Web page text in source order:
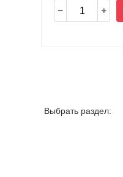
Выбрать раздел: